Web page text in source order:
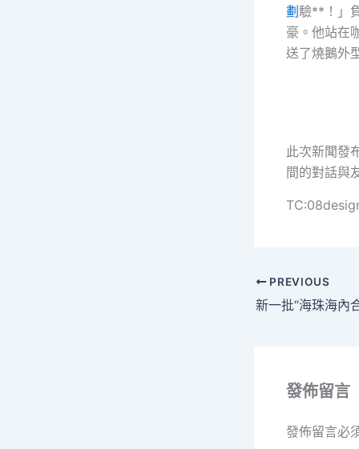
劃 驗**！」
豪。他站在
送了燒鵝外
此次新聞發
間的對話與
PREVIOUS
發佈留言
發佈留言必